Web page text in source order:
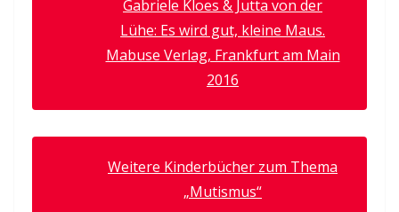
Gabriele Kloes & Jutta von der
Lühe: Es wird gut, kleine Maus.
Mabuse Verlag, Frankfurt am Main
2016
Weitere Kinderbücher zum Thema
„Mutismus“